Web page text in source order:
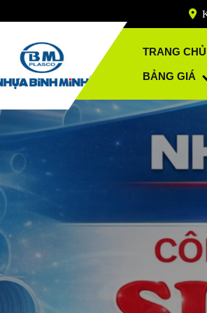
TRANG CHỦ
BẢNG GIÁ